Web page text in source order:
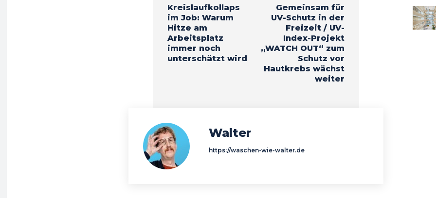
Kreislaufkollaps
im Job: Warum
Hitze am
Arbeitsplatz
immer noch
unterschätzt wird
Gemeinsam für
UV-Schutz in der
Freizeit / UV-
Index-Projekt
„WATCH OUT“ zum
Schutz vor
Hautkrebs wächst
weiter
Walter
https://waschen-wie-walter.de